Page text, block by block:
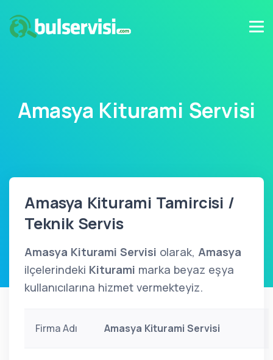
Amasya Kiturami Servisi
Amasya Kiturami Tamircisi /
Teknik Servis
Amasya Kiturami Servisi olarak, Amasya
ilçelerindeki Kiturami marka beyaz eşya
kullanıcılarına hizmet vermekteyiz.
Firma Adı Amasya Kiturami Servisi